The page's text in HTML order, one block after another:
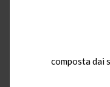
composta dai